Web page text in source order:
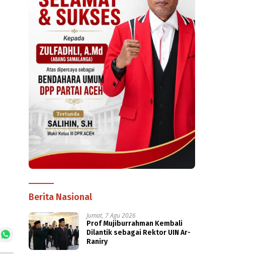
Berita Nasional
Jumat, 7 Agu 2026
Prof Mujiburrahman Kembali
Dilantik sebagai Rektor UIN Ar-
Raniry